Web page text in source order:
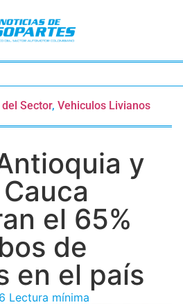
Sector, Vehiculos Livianos
y
el 65%
de
en el país
6 Lectura mínima